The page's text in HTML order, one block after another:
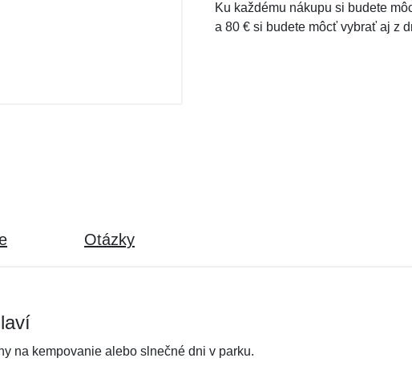
Ku každému nákupu si budete
a 80 € si budete môcť vybrať aj z
Otázky
na kempovanie alebo slnečné dni v parku.